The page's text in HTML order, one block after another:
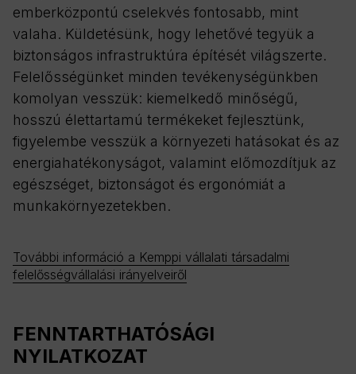
emberközpontú cselekvés fontosabb, mint
valaha. Küldetésünk, hogy lehetővé tegyük a
biztonságos infrastruktúra építését világszerte.
Felelősségünket minden tevékenységünkben
komolyan vesszük: kiemelkedő minőségű,
hosszú élettartamú termékeket fejlesztünk,
figyelembe vesszük a környezeti hatásokat és az
energiahatékonyságot, valamint előmozdítjuk az
egészséget, biztonságot és ergonómiát a
munkakörnyezetekben.
További információ a Kemppi vállalati társadalmi
felelősségvállalási irányelveiről
FENNTARTHATÓSÁGI
NYILATKOZAT